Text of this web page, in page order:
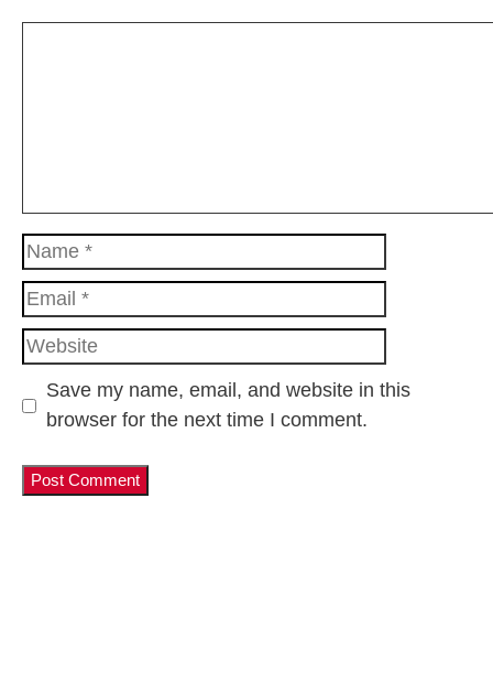
Name
Email
Website
Save my name, email, and website in this
browser for the next time I comment.